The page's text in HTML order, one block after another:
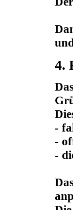
4.
-
-
-